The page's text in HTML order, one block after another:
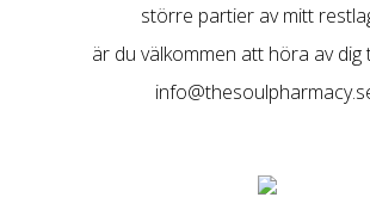
större partier av mitt
är du välkommen att höra av dig